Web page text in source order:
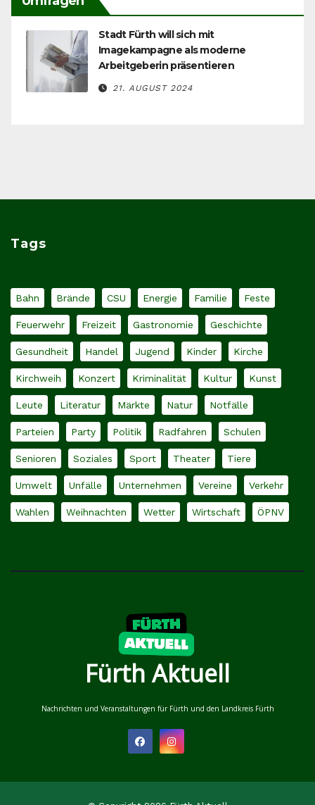
Stadt Fürth will sich mit
Imagekampagne als moderne
Arbeitgeberin präsentieren
21. AUGUST 2024
Tags
Bahn Brände CSU Energie Familie Feste
Feuerwehr Freizeit Gastronomie Geschichte
Gesundheit Handel Jugend Kinder Kirche
Kirchweih Konzert Kriminalität Kultur Kunst
Leute Literatur Märkte Natur Notfälle
Parteien Party Politik Radfahren Schulen
Senioren Soziales Sport Theater Tiere
Umwelt Unfälle Unternehmen Vereine Verkehr
Wahlen Weihnachten Wetter Wirtschaft ÖPNV
Fürth Aktuell
Nachrichten und Veranstaltungen für Fürth und den Landkreis Fürth